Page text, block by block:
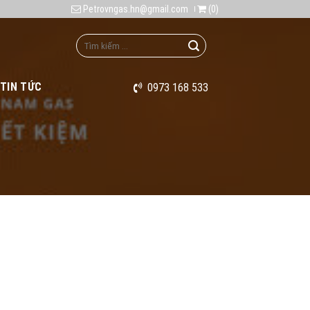
Petrovngas.hn@gmail.com (0)
TIN TỨC 0973 168 533